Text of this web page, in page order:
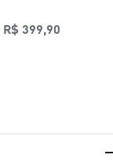
R$ 399,90